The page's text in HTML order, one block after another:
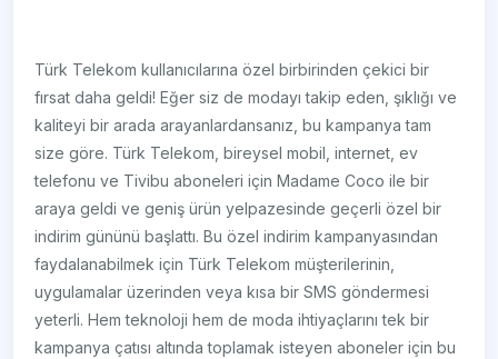
Türk Telekom kullanıcılarına özel birbirinden çekici bir
fırsat daha geldi! Eğer siz de modayı takip eden, şıklığı ve
kaliteyi bir arada arayanlardansanız, bu kampanya tam
size göre. Türk Telekom, bireysel mobil, internet, ev
telefonu ve Tivibu aboneleri için Madame Coco ile bir
araya geldi ve geniş ürün yelpazesinde geçerli özel bir
indirim gününü başlattı. Bu özel indirim kampanyasından
faydalanabilmek için Türk Telekom müşterilerinin,
uygulamalar üzerinden veya kısa bir SMS göndermesi
yeterli. Hem teknoloji hem de moda ihtiyaçlarını tek bir
kampanya çatısı altında toplamak isteyen aboneler için bu